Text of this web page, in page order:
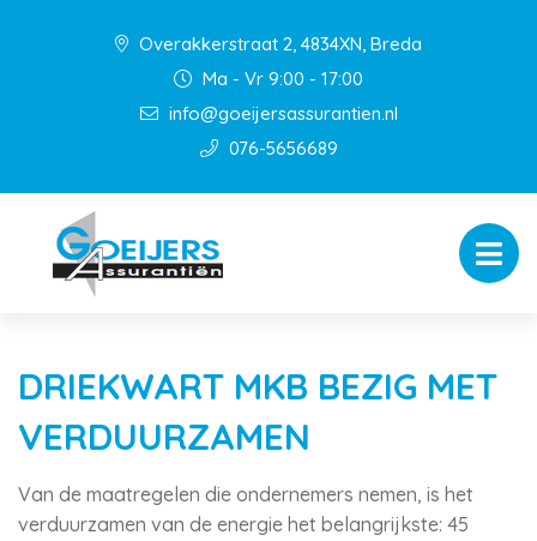
Overakkerstraat 2, 4834XN, Breda
Ma - Vr 9:00 - 17:00
info@goeijersassurantien.nl
076-5656689
DRIEKWART MKB BEZIG MET
VERDUURZAMEN
Van de maatregelen die ondernemers nemen, is het
verduurzamen van de energie het belangrijkste: 45